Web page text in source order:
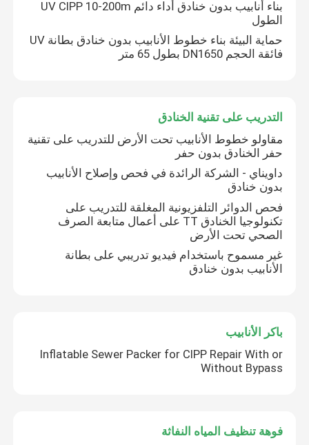
بطانة UV CIPP
كاميرا قطب المجاري
انعكاس الماء CIPP
إصلاح التصحيح CIPP
إصلاح المجاري بدون حفر
التدريب على تقنية الخنادق
فوهة تنظيف المياه النفاثة
بناء أنابيب بدون خنادق أداء دائم UV CIPP 10-200m
الطول
حماية البيئة بناء خطوط الأنابيب بدون خنادق بطانة UV
فائقة الحجم DN1650 بطول 65 متر
التدريب على تقنية الخنادق
مقاولو خطوط الأنابيب تحت الأرض للتدريب على تقنية
حفر الخنادق بدون حفر
داويناي - الشركة الرائدة في فحص وإصلاح الأنابيب
بدون خنادق
فحص الدوائر التلفزيونية المغلقة للتدريب على
تكنولوجيا الخنادق TT على أعمال متابعة الصرف
الصحي تحت الأرض
غير مسموح باستخدام فيديو تدريبي على بطانة
الأنابيب بدون خنادق
باكر الأنابيب
Inflatable Sewer Packer for CIPP Repair With or
Without Bypass
فوهة تنظيف المياه النفاثة